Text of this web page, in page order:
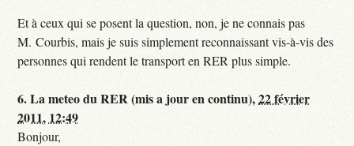
Et à ceux qui se posent la question, non, je ne connais pas
M. Courbis, mais je suis simplement reconnaissant vis-à-vis des
personnes qui rendent le transport en RER plus simple.
6.La meteo du RER (mis a jour en continu),22 février
2011, 12:49
Bonjour,